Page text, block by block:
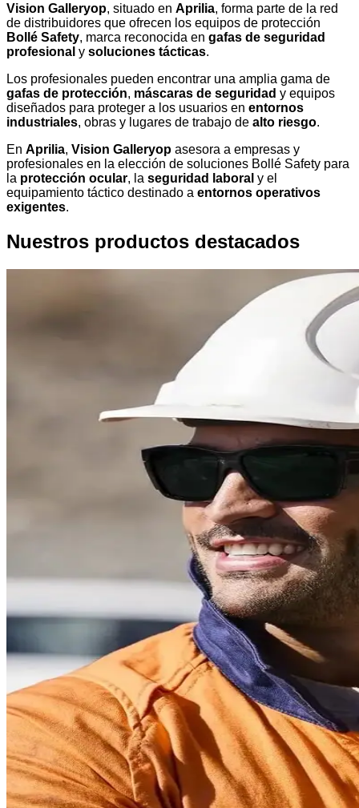
Vision Galleryop, situado en Aprilia, forma parte de la red
de distribuidores que ofrecen los equipos de protección
Bollé Safety, marca reconocida en gafas de seguridad
profesional y soluciones tácticas.
Los profesionales pueden encontrar una amplia gama de
gafas de protección, máscaras de seguridad y equipos
diseñados para proteger a los usuarios en entornos
industriales, obras y lugares de trabajo de alto riesgo.
En Aprilia, Vision Galleryop asesora a empresas y
profesionales en la elección de soluciones Bollé Safety para
la protección ocular, la seguridad laboral y el
equipamiento táctico destinado a entornos operativos
exigentes.
Nuestros productos destacados